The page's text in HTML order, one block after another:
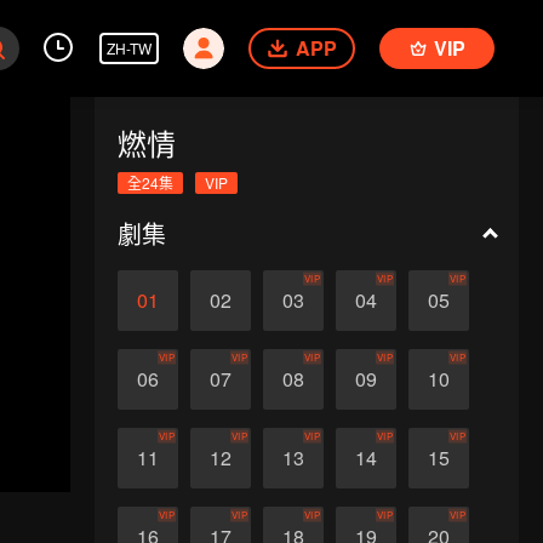
ZH-TW APP VIP
燃情
全24集 VIP
劇集
01 02 03
VIP
04
VIP
05
VIP
06
VIP
07
VIP
08
VIP
09
VIP
10
VIP
11
VIP
12
VIP
13
VIP
14
VIP
15
VIP
16
VIP
17
VIP
18
VIP
19
VIP
20
VIP